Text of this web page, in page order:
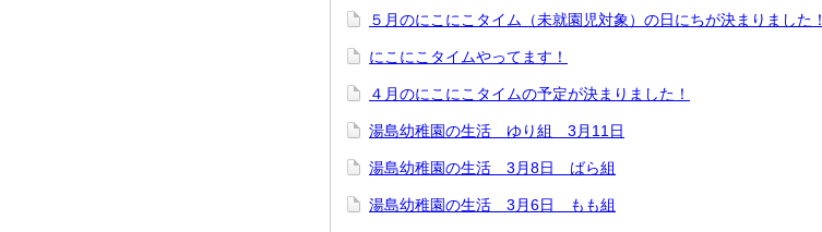
５月のにこにこタイム（未就園児対象）の日にちが決まりました！
にこにこタイムやってます！
４月のにこにこタイムの予定が決まりました！
湯島幼稚園の生活 ゆり組 3月11日
湯島幼稚園の生活 3月8日 ばら組
湯島幼稚園の生活 3月6日 もも組